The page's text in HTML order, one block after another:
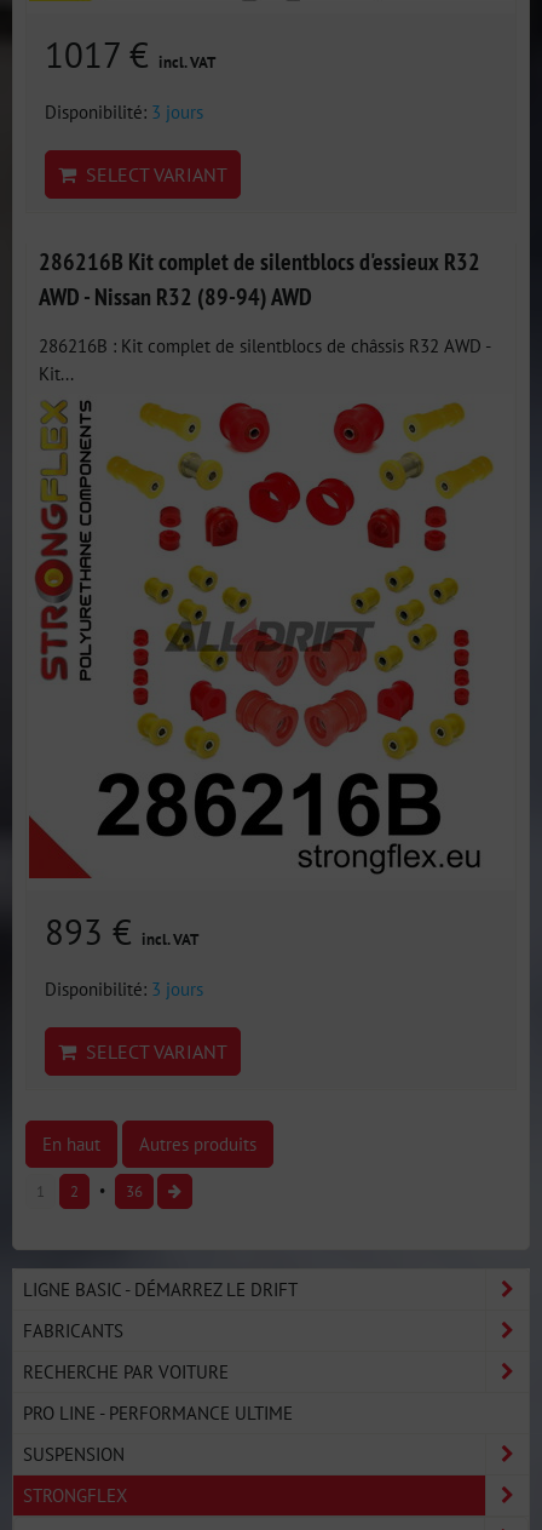
1017 € incl. VAT
Disponibilité: 3 jours
SELECT VARIANT
286216B Kit complet de silentblocs d'essieux R32
AWD - Nissan R32 (89-94) AWD
286216B : Kit complet de silentblocs de châssis R32 AWD -
Kit...
893 € incl. VAT
Disponibilité: 3 jours
SELECT VARIANT
En haut Autres produits
1 2 36
LIGNE BASIC - DÉMARREZ LE DRIFT
FABRICANTS
RECHERCHE PAR VOITURE
PRO LINE - PERFORMANCE ULTIME
SUSPENSION
STRONGFLEX